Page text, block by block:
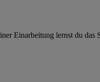
Einarbeitung lernst du
auf einem Endgerät.